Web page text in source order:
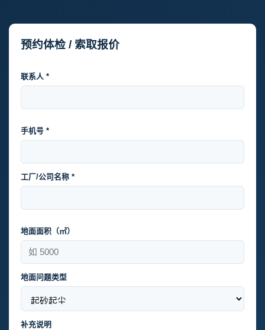
预约体检 / 索取报价
联系人 *
手机号 *
工厂/公司名称 *
地面面积（㎡）
地面问题类型
补充说明